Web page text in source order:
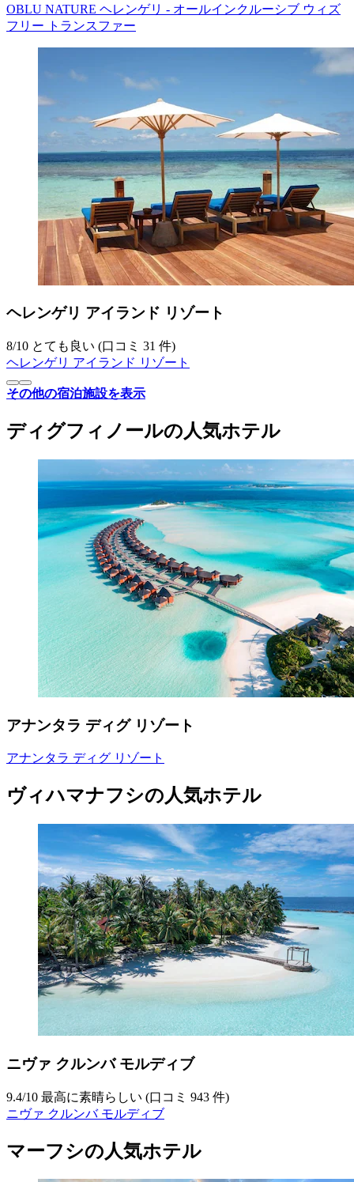
OBLU NATURE ヘレンゲリ - オールインクルーシブ ウィズ
フリー トランスファー
ヘレンゲリ アイランド リゾート
8/10 とても良い (口コミ 31 件)
ヘレンゲリ アイランド リゾート
その他の宿泊施設を表示
ディグフィノールの人気ホテル
アナンタラ ディグ リゾート
アナンタラ ディグ リゾート
ヴィハマナフシの人気ホテル
ニヴァ クルンバ モルディブ
9.4/10 最高に素晴らしい (口コミ 943 件)
ニヴァ クルンバ モルディブ
マーフシの人気ホテル